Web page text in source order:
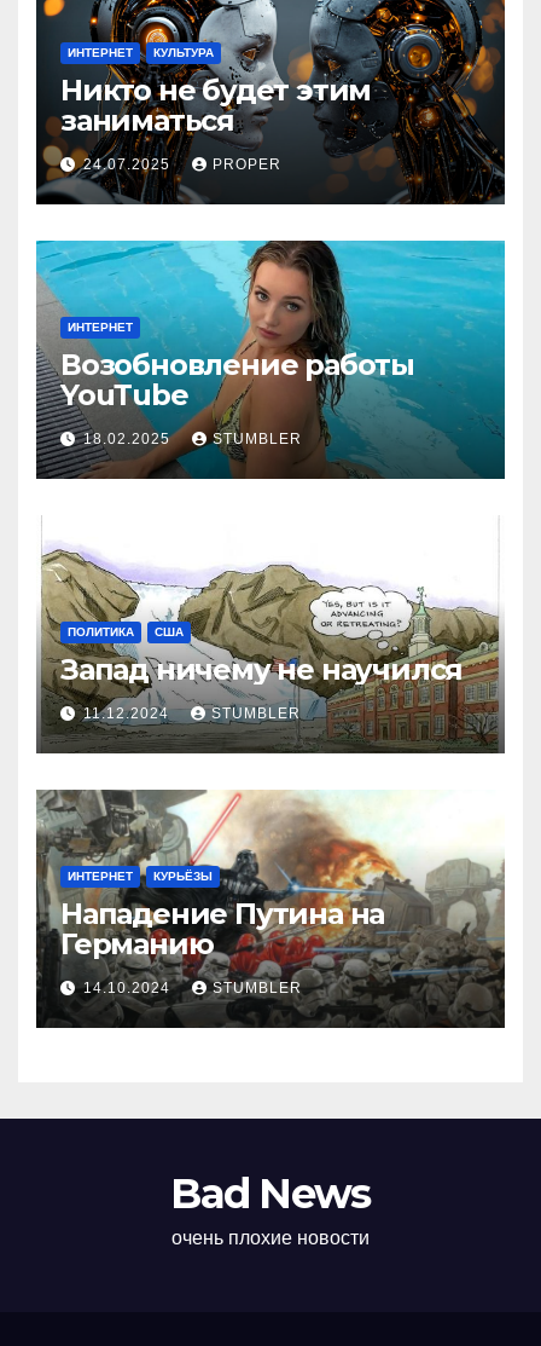
ИНТЕРНЕТ КУЛЬТУРА
Никто не будет этим
заниматься
24.07.2025 PROPER
ИНТЕРНЕТ
Возобновление работы
YouТube
18.02.2025 STUMBLER
ПОЛИТИКА США
Запад ничему не научился
11.12.2024 STUMBLER
ИНТЕРНЕТ КУРЬЁЗЫ
Нападение Путина на
Германию
14.10.2024 STUMBLER
Bad News
очень плохие новости